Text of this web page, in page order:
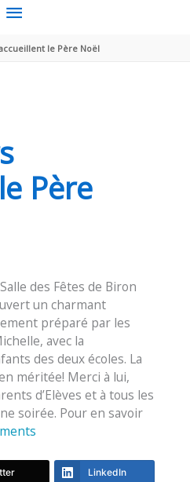
MENU
PRINCIPAL
le Père Noël
Père
des Fêtes de Biron
un charmant
préparé par les
avec la
des deux écoles. La
méritée! Merci à lui,
d’Elèves et à tous les
soirée. Pour en savoir
LinkedIn